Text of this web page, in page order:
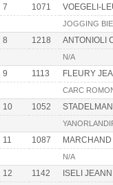
7 1071 VOEGELI-
JOGGING
8 1218 ANTONIOLI
N/A
9 1113 FLEURY
CARC
10 1052
11 1087
N/A
12 1142 ISELI